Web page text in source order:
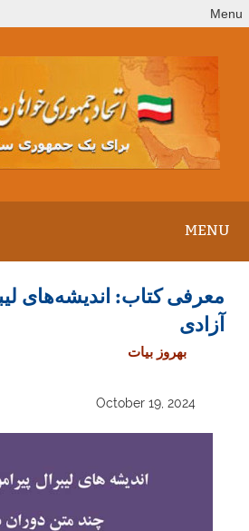
to
Menu
MENU
معرفی کتاب: اندیشه‌های
آزادی
بهروز بیات
October 19, 2024